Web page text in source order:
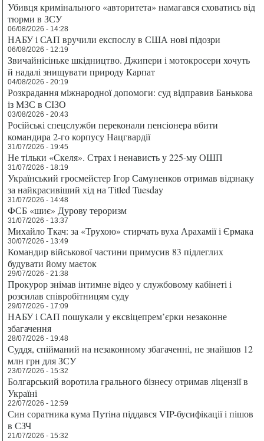
Убивця кримінального «авторитета» намагався сховатись від
тюрми в ЗСУ
06/08/2026 - 14:28
НАБУ і САП вручили експослу в США нові підозри
06/08/2026 - 12:19
Звичайнісіньке шкідництво. Джипери і мотокросери хочуть
й надалі знищувати природу Карпат
04/08/2026 - 20:19
Розкрадання міжнародної допомоги: суд відправив Банькова
із МЗС в СІЗО
03/08/2026 - 20:43
Російські спецслужби переконали пенсіонера вбити
командира 2-го корпусу Нацгвардії
31/07/2026 - 19:45
Не тільки «Скеля». Страх і ненависть у 225-му ОШП
31/07/2026 - 18:19
Український гросмейстер Ігор Самуненков отримав відзнаку
за найкрасивіший хід на Titled Tuesday
31/07/2026 - 14:48
ФСБ «шиє» Дурову тероризм
31/07/2026 - 13:37
Михайло Ткач: за «Трухою» стирчать вуха Арахамії і Єрмака
30/07/2026 - 13:49
Командир військової частини примусив 83 підлеглих
будувати йому маєток
29/07/2026 - 21:38
Прокурор знімав інтимне відео у службовому кабінеті і
розсилав співробітницям суду
29/07/2026 - 17:09
НАБУ і САП пошукали у ексвіцепрем’єрки незаконне
збагачення
28/07/2026 - 19:48
Суддя, спійманий на незаконному збагаченні, не знайшов 12
млн грн для ЗСУ
23/07/2026 - 15:32
Болгарський воротила грального бізнесу отримав ліцензії в
Україні
22/07/2026 - 12:59
Син соратника кума Путіна піддався VIP-бусифікації і пішов
в СЗЧ
21/07/2026 - 15:32